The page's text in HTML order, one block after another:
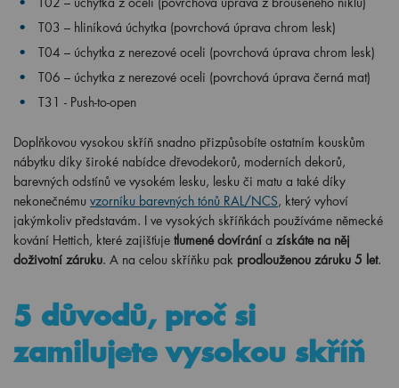
T03 – hliníková úchytka (povrchová úprava chrom lesk)
T04 – úchytka z nerezové oceli (povrchová úprava chrom lesk)
T06 – úchytka z nerezové oceli (povrchová úprava černá mat)
T31 - Push-to-open
Doplňkovou vysokou skříň snadno přizpůsobíte ostatním kouskům
nábytku díky široké nabídce dřevodekorů, moderních dekorů,
barevných odstínů ve vysokém lesku, lesku či matu a také díky
nekonečnému vzorníku barevných tónů RAL/NCS, který vyhoví
jakýmkoliv představám. I ve vysokých skříňkách používáme německé
kování Hettich, které zajišťuje tlumené dovírání a získáte na něj
doživotní záruku. A na celou skříňku pak prodlouženou záruku 5 let.
5 důvodů, proč si
zamilujete vysokou skříň